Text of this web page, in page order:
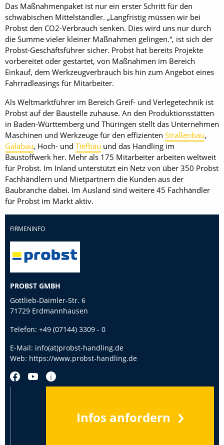
Das Maßnahmenpaket ist nur ein erster Schritt für den
schwäbischen Mittelständler. „Langfristig müssen wir bei
Probst den CO2-Verbrauch senken. Dies wird uns nur durch
die Summe vieler kleiner Maßnahmen gelingen.“, ist sich der
Probst-Geschäftsführer sicher. Probst hat bereits Projekte
vorbereitet oder gestartet, von Maßnahmen im Bereich
Einkauf, dem Werkzeugverbrauch bis hin zum Angebot eines
Fahrradleasings für Mitarbeiter.
Als Weltmarktführer im Bereich Greif- und Verlegetechnik ist
Probst auf der Baustelle zuhause. An den Produktionsstätten
in Baden-Württemberg und Thüringen stellt das Unternehmen
Maschinen und Werkzeuge für den effizienten Straßenbau,
Galabau, Hoch- und Tiefbau und das Handling im
Baustoffwerk her. Mehr als 175 Mitarbeiter arbeiten weltweit
für Probst. Im Inland unterstützt ein Netz von über 350 Probst
Fachhändlern und Mietpartnern die Kunden aus der
Baubranche dabei. Im Ausland sind weitere 45 Fachhändler
für Probst im Markt aktiv.
FIRMENINFO
PROBST GMBH
Gottlieb-Daimler-Str. 6
71729 Erdmannhausen
Telefon: +49 (07144) 3309 - 0
E-Mail: info(at)probst-handling.de
Web: https://www.probst-handling.de
Infos anfordern